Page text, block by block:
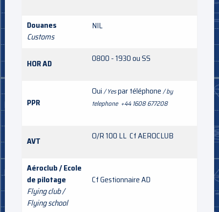
Douanes
Customs
NIL
HOR AD 0800 - 1930 ou SS
PPR
Oui/ Yespar téléphone/ by
telephone +44 1608 677208
AVT O/R 100 LL Cf AEROCLUB
Aéroclub / Ecole
de pilotage
Flying club /
Flying school
Cf Gestionnaire AD